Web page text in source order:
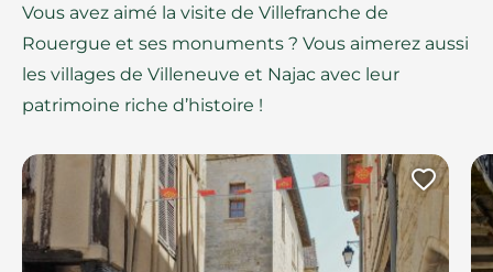
Vous avez aimé la visite de Villefranche de
Rouergue et ses monuments ? Vous aimerez aussi
les villages de Villeneuve et Najac avec leur
patrimoine riche d’histoire !